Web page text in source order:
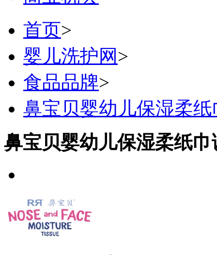
首页>
婴儿洗护网 >
食品品牌>
鼻宝贝婴幼儿保湿柔纸
鼻宝贝婴幼儿保湿柔纸